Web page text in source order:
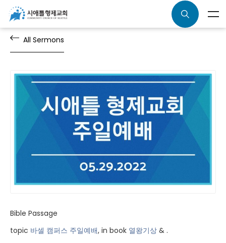
All Sermons
Bible Passage
topic 바셀 캠퍼스 주일예배, in book 열왕기상 & .